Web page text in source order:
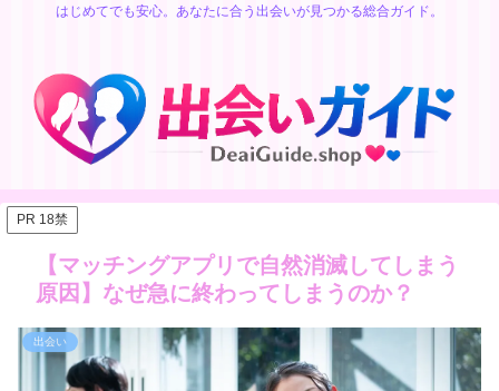
はじめてでも安心。あなたに合う出会いが見つかる総合ガイド。
PR 18禁
【マッチングアプリで自然消滅してしまう
原因】なぜ急に終わってしまうのか？
出会い